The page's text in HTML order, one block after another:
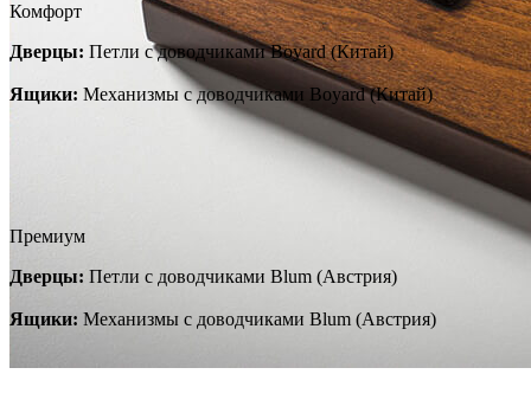
Комфорт
Дверцы: Петли с доводчиками Boyard (Китай)
Ящики: Механизмы с доводчиками Boyard (Китай)
Премиум
Дверцы: Петли с доводчиками Blum (Австрия)
Ящики: Механизмы с доводчиками Blum (Австрия)